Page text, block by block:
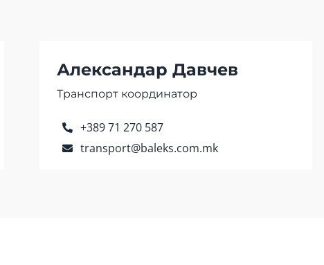
Александар Давчев
Транспорт координатор
+389 71 270 587
transport@baleks.com.mk